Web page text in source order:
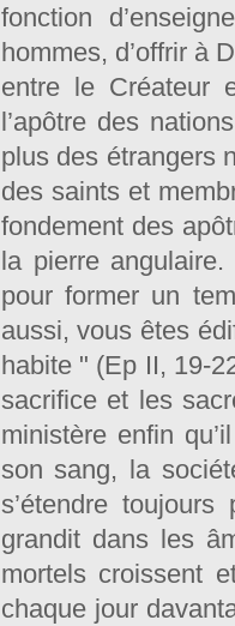
fonction
hommes, d’offrir à
entre le Créateur
l’apôtre des
plus des étrangers
des saints et
fondement des
la pierre
pour former un
aussi, vous êtes
habite " (Ep II, 19-
sacrifice et les
ministère enfin
son sang, la
s’étendre
grandit dans les
mortels croissent
chaque jour